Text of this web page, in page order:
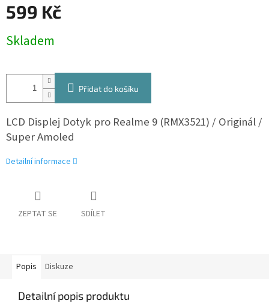
599 Kč
cena:
Skladem
Přidat do košíku
LCD Displej Dotyk pro Realme 9 (RMX3521) / Originál /
Super Amoled
Detailní informace
ZEPTAT SE SDÍLET
Popis Diskuze
Detailní popis produktu